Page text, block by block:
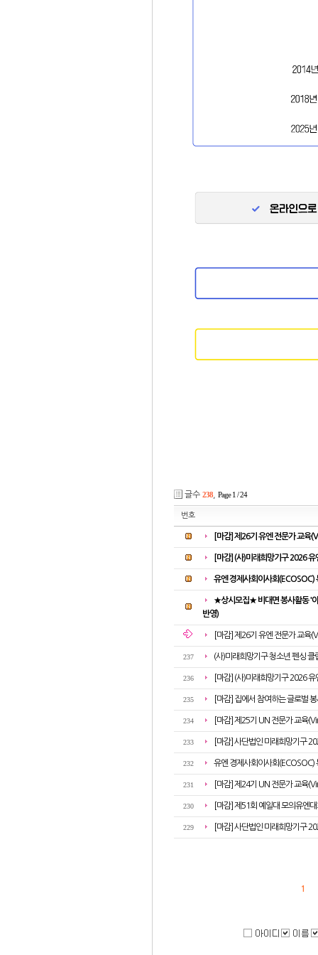
글수 238 Page 1 / 24
번호
[마감] 제26기 유엔 전문가 교육
[마감] (사)미래희망기구 2026 유
유엔 경제사회이사회(ECOSOC)
★상시모집★ 비대면 봉사활동 '
반영)
[마감] 제26기 유엔 전문가 교육
237 (사)미래희망기구 청소년 펜싱 클
236 [마감] (사)미래희망기구 2026
235 [마감] 집에서 참여하는 글로벌
234 [마감] 제25기 UN 전문가 교육
233 [마감] 사단법인 미래희망기구
232 유엔 경제사회이사회(ECOSOC)
231 [마감] 제24기 UN 전문가 교육
230 [마감] 제51회 예일대 모의유엔
229 [마감] 사단법인 미래희망기구
1